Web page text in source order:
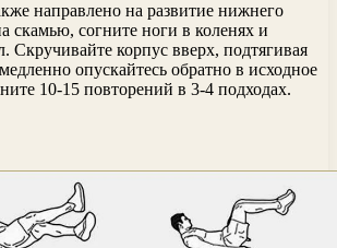
направлено на развитие нижнего
скамью, согните ноги в коленях и
Скручивайте корпус вверх, подтягивая
опускайтесь обратно в исходное
10-15 повторений в 3-4 подходах.